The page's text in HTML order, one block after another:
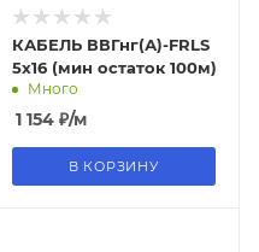
КАБЕЛЬ ВВГнг(А)-FRLS
5х16 (мин остаток 100м)
Много
1 154₽/м
В КОРЗИНУ